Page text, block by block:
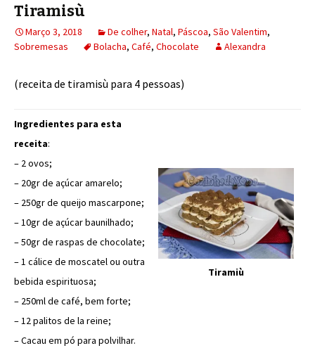
Tiramisù
Março 3, 2018 De colher, Natal, Páscoa, São Valentim,
Sobremesas
Bolacha, Café, Chocolate Alexandra
(receita de tiramisù para 4 pessoas)
Ingredientes para esta
receita:
– 2 ovos;
– 20gr de açúcar amarelo;
– 250gr de queijo mascarpone;
– 10gr de açúcar baunilhado;
– 50gr de raspas de chocolate;
– 1 cálice de moscatel ou outra
bebida espirituosa;
– 250ml de café, bem forte;
– 12 palitos de la reine;
– Cacau em pó para polvilhar.
Tiramiù